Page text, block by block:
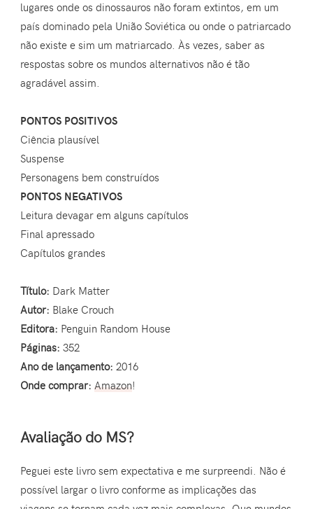
lugares onde os dinossauros não foram extintos, em um
país dominado pela União Soviética ou onde o patriarcado
não existe e sim um matriarcado. Às vezes, saber as
respostas sobre os mundos alternativos não é tão
agradável assim.
PONTOS POSITIVOS
Ciência plausível
Suspense
Personagens bem construídos
PONTOS NEGATIVOS
Leitura devagar em alguns capítulos
Final apressado
Capítulos grandes
Título: Dark Matter
Autor: Blake Crouch
Editora: Penguin Random House
Páginas: 352
Ano de lançamento: 2016
Onde comprar: Amazon!
Avaliação do MS?
Peguei este livro sem expectativa e me surpreendi. Não é
possível largar o livro conforme as implicações das